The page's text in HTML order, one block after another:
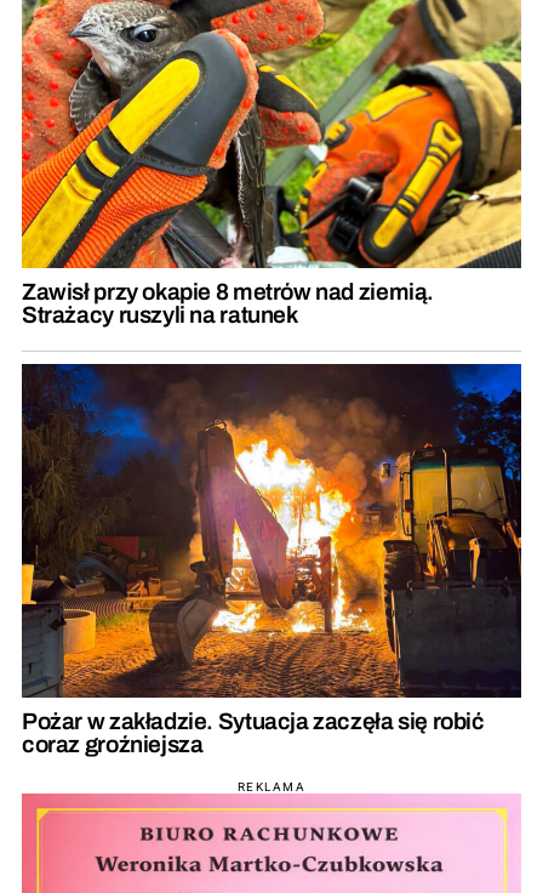
Zawisł przy okapie 8 metrów nad ziemią.
Strażacy ruszyli na ratunek
Pożar w zakładzie. Sytuacja zaczęła się robić
coraz groźniejsza
REKLAMA